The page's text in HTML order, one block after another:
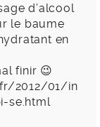
d’alcool
le baume
en
finir 😉
2012/01/in
se.html